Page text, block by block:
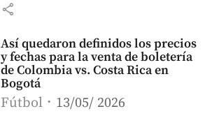
share
Así quedaron definidos los precios
y fechas para la venta de boletería
de Colombia vs. Costa Rica en
Bogotá
Fútbol 13/05/ 2026